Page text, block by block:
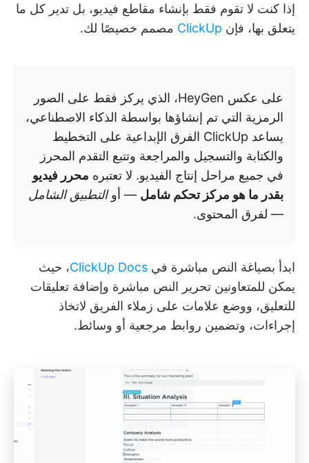
إذا كنت لا تقوم فقط بإنشاء مقاطع فيديو، بل تدير كل ما
يتعلق بها، فإن ClickUp مصمم خصيصًا لك.
على عكس HeyGen، الذي يركز فقط على الصور
الرمزية التي تم إنشاؤها بواسطة الذكاء الاصطناعي،
يساعد ClickUp الفرق الإبداعية على التخطيط
والكتابة والتسجيل والمراجعة وتتبع التقدم المحرز
في جميع مراحل إنتاج الفيديو. لا تعتبره محرر فيديو
بقدر ما هو مركز تحكم شامل — أوالتطبيق الشامل
— لفرق المحتوى.
ابدأ بصياغة النص مباشرة في ClickUp Docs، حيث
يمكن للمتعاونين تحرير النص مباشرة وإضافة تعليقات
للتعليق، ووضع علامات على زملاء الفريق لاتخاذ
إجراءات، وتضمين روابط مرجعية أو وسائط.